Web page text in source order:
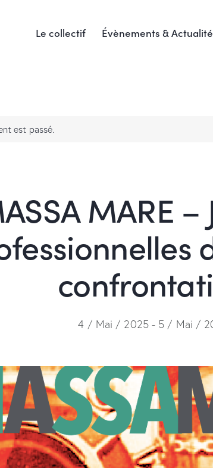
Le collectif Évènements &
est passé.
MARE –
4 / Mai / 2025- 5 / Mai /